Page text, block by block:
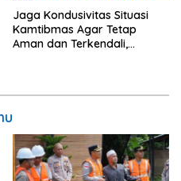
Jaga Kondusivitas Situasi
Kamtibmas Agar Tetap
Aman dan Terkendali,